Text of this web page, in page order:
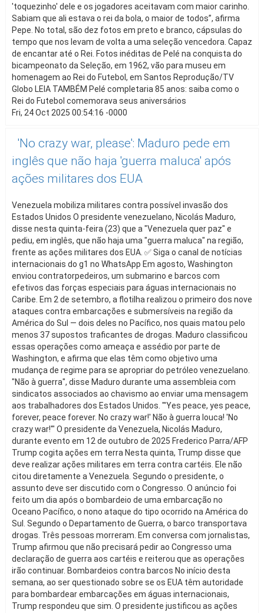
'toquezinho' dele e os jogadores aceitavam com maior carinho.
Sabiam que ali estava o rei da bola, o maior de todos”, afirma
Pepe. No total, são dez fotos em preto e branco, cápsulas do
tempo que nos levam de volta a uma seleção vencedora. Capaz
de encantar até o Rei. Fotos inéditas de Pelé na conquista do
bicampeonato da Seleção, em 1962, vão para museu em
homenagem ao Rei do Futebol, em Santos Reprodução/TV
Globo LEIA TAMBÉM Pelé completaria 85 anos: saiba como o
Rei do Futebol comemorava seus aniversários
Fri, 24 Oct 2025 00:54:16 -0000
'No crazy war, please': Maduro pede em
inglês que não haja 'guerra maluca' após
ações militares dos EUA
Venezuela mobiliza militares contra possível invasão dos
Estados Unidos O presidente venezuelano, Nicolás Maduro,
disse nesta quinta-feira (23) que a "Venezuela quer paz" e
pediu, em inglês, que não haja uma "guerra maluca" na região,
frente as ações militares dos EUA. ✅ Siga o canal de notícias
internacionais do g1 no WhatsApp Em agosto, Washington
enviou contratorpedeiros, um submarino e barcos com
efetivos das forças especiais para águas internacionais no
Caribe. Em 2 de setembro, a flotilha realizou o primeiro dos nove
ataques contra embarcações e submersíveis na região da
América do Sul — dois deles no Pacífico, nos quais matou pelo
menos 37 supostos traficantes de drogas. Maduro classificou
essas operações como ameaça e assédio por parte de
Washington, e afirma que elas têm como objetivo uma
mudança de regime para se apropriar do petróleo venezuelano.
"Não à guerra", disse Maduro durante uma assembleia com
sindicatos associados ao chavismo ao enviar uma mensagem
aos trabalhadores dos Estados Unidos. "'Yes peace, yes peace,
forever, peace forever. No crazy war!' Não à guerra louca! 'No
crazy war!'" O presidente da Venezuela, Nicolás Maduro,
durante evento em 12 de outubro de 2025 Frederico Parra/AFP
Trump cogita ações em terra Nesta quinta, Trump disse que
deve realizar ações militares em terra contra cartéis. Ele não
citou diretamente a Venezuela. Segundo o presidente, o
assunto deve ser discutido com o Congresso. O anúncio foi
feito um dia após o bombardeio de uma embarcação no
Oceano Pacífico, o nono ataque do tipo ocorrido na América do
Sul. Segundo o Departamento de Guerra, o barco transportava
drogas. Três pessoas morreram. Em conversa com jornalistas,
Trump afirmou que não precisará pedir ao Congresso uma
declaração de guerra aos cartéis e reiterou que as operações
irão continuar. Bombardeios contra barcos No início desta
semana, ao ser questionado sobre se os EUA têm autoridade
para bombardear embarcações em águas internacionais,
Trump respondeu que sim. O presidente justificou as ações